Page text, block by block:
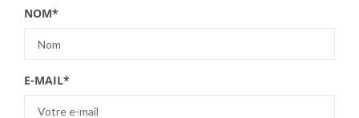
NOM*
E-MAIL*